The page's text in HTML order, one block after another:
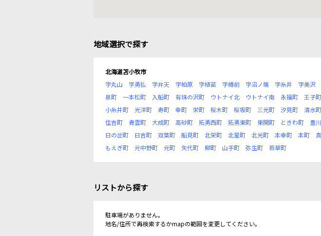
地域選択で探す
北海道苫小牧市
字丸山
字勇払 字弁天 字柏原 字植苗 字樽前 字沼ノ端 字糸井 字美沢
泉町
一本松町 入船町 有珠の沢町 ウトナイ北 ウトナイ南 永福町 王子町
小糸井町
光洋町 寿町 幸町 栄町 桜木町 桜坂町 三光町 汐見町 清水町
住吉町
青雲町 大成町 高砂町 拓勇西町 拓勇東町 東開町 ときわ町 豊
日の出町
日吉町 双葉町 船見町 北栄町 北星町 北光町 本幸町 本町
もえぎ町
元中野町 元町 矢代町 柳町 山手町 弥生町 若草町
リストから探す
駐車場がありません。
地名/住所で再検索するかmapの範囲を変更してください。